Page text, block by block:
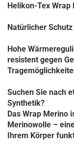
Helikon-Tex Wrap
Natürlicher
Hohe
resistent gegen
Suchen Sie nach
Synthetik?
Das Wrap Merino
Merinowolle –
Ihrem Körper